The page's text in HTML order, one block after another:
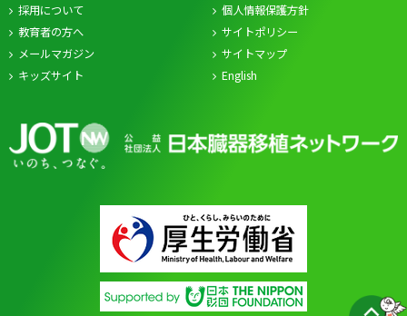
採用について
教育者の方へ
メールマガジン
キッズサイト
個人情報保護方針
サイトポリシー
サイトマップ
English